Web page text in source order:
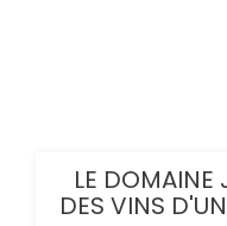
LE DOMAINE
DES VINS